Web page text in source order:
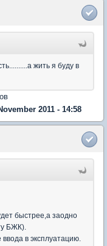
жить я буду в
2011 - 14:58
быстрее,а заодно
БЖК).
в эксплуатацию.